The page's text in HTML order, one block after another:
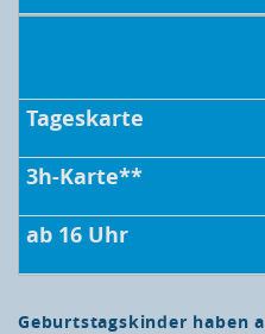
Geburtstagskinder haben